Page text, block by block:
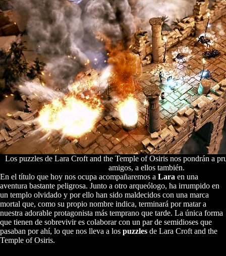
Los puzzles de Lara Croft and the Temple of Osiris nos pondrán a
amigos, a ellos también.
En el título que hoy nos ocupa acompañaremos a Lara en una
aventura bastante peligrosa. Junto a otro arqueólogo, ha irrumpido en
un templo olvidado y por ello han sido maldecidos con una marca
mortal que, como su propio nombre indica, terminará por matar a
nuestra adorable protagonista más temprano que tarde. La única forma
que tienen de sobrevivir es colaborar con un par de semidioses que
pasaban por ahí, lo que nos lleva a los puzzles de Lara Croft and the
Temple of Osiris.